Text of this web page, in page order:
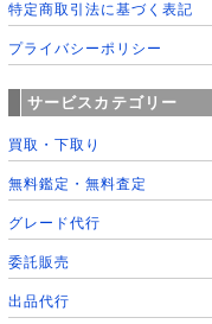
特定商取引法に基づく表記
プライバシーポリシー
サービスカテゴリー
買取・下取り
無料鑑定・無料査定
グレード代行
委託販売
出品代行